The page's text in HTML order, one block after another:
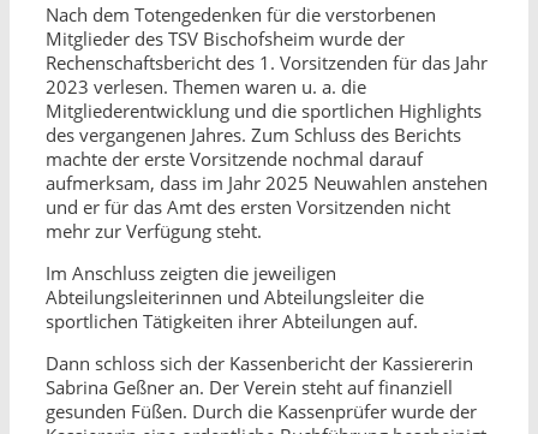
Nach dem Totengedenken für die verstorbenen
Mitglieder des TSV Bischofsheim wurde der
Rechenschaftsbericht des 1. Vorsitzenden für das Jahr
2023 verlesen. Themen waren u. a. die
Mitgliederentwicklung und die sportlichen Highlights
des vergangenen Jahres. Zum Schluss des Berichts
machte der erste Vorsitzende nochmal darauf
aufmerksam, dass im Jahr 2025 Neuwahlen anstehen
und er für das Amt des ersten Vorsitzenden nicht
mehr zur Verfügung steht.
Im Anschluss zeigten die jeweiligen
Abteilungsleiterinnen und Abteilungsleiter die
sportlichen Tätigkeiten ihrer Abteilungen auf.
Dann schloss sich der Kassenbericht der Kassiererin
Sabrina Geßner an. Der Verein steht auf finanziell
gesunden Füßen. Durch die Kassenprüfer wurde der